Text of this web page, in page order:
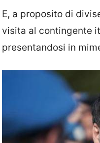
E, a proposito di
visita al contingente
presentandosi in